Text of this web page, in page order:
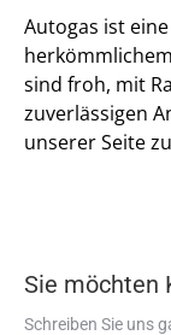
Autogas ist
sind froh, mit
zuverlässigen
unserer Seite
Sie möchten
Schreiben Sie uns